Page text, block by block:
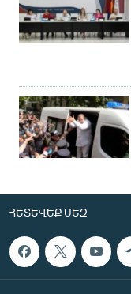
ՀԵՏԵՎԵՔ ՄԵԶ